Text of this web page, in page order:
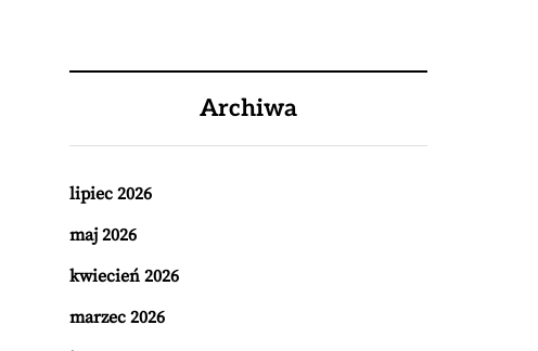
Archiwa
lipiec 2026
maj 2026
kwiecień 2026
marzec 2026